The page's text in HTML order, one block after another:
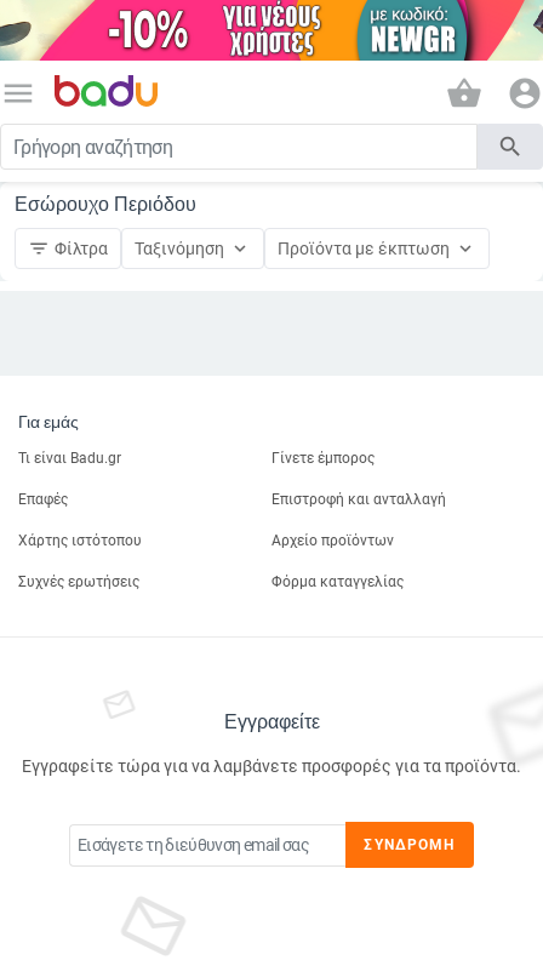
menu shopping_basket account_circle
search
Εσώρουχο Περιόδου
filter_list Φίλτρα Ταξινόμηση keyboard_arrow_down Προϊόντα με έκπτωση keyboard_arrow_down
Για εμάς
Τι είναι Badu.gr Γίνετε έμπορος
Επαφές Επιστροφή και ανταλλαγή
Χάρτης ιστότοπου Αρχείο προϊόντων
Συχνές ερωτήσεις Φόρμα καταγγελίας
Εγγραφείτε
Εγγραφείτε τώρα για να λαμβάνετε προσφορές για τα προϊόντα.
ΣΥΝΔΡΟΜΉ